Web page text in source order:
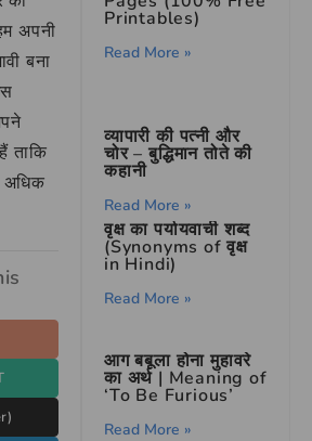
अपनी
बना
ताकि
अधिक
Printables)
Read More »
व्यापारी की पत्नी और
चोर – बुद्धिमान तोते की
कहानी
Read More »
वृक्ष का पर्यायवाची शब्द
(Synonyms of वृक्ष
in Hindi)
Read More »
आग बबूला होना मुहावरे
का अर्थ | Meaning of
‘To Be Furious’
Read More »